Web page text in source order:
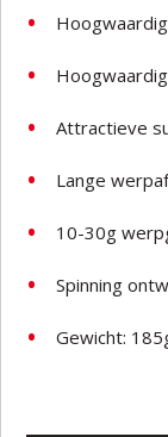
Attractieve
Lange
10-30g
Spinning
Gewicht: